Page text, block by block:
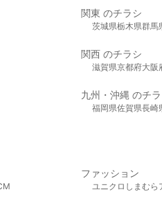
関東 のチラシ
茨城県栃木県群馬
関西 のチラシ
滋賀県京都府大阪
九州・沖縄 のチ
福岡県佐賀県長崎
ファッション
ユニクロ しまむら